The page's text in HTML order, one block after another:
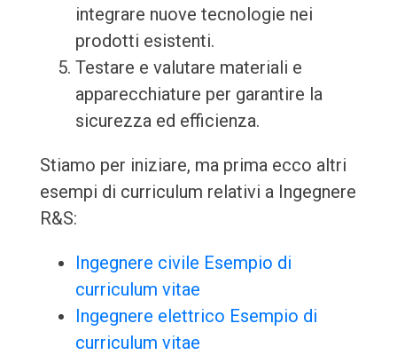
integrare nuove tecnologie nei
prodotti esistenti.
Testare e valutare materiali e
apparecchiature per garantire la
sicurezza ed efficienza.
Stiamo per iniziare, ma prima ecco altri
esempi di curriculum relativi a Ingegnere
R&S:
Ingegnere civile Esempio di
curriculum vitae
Ingegnere elettrico Esempio di
curriculum vitae